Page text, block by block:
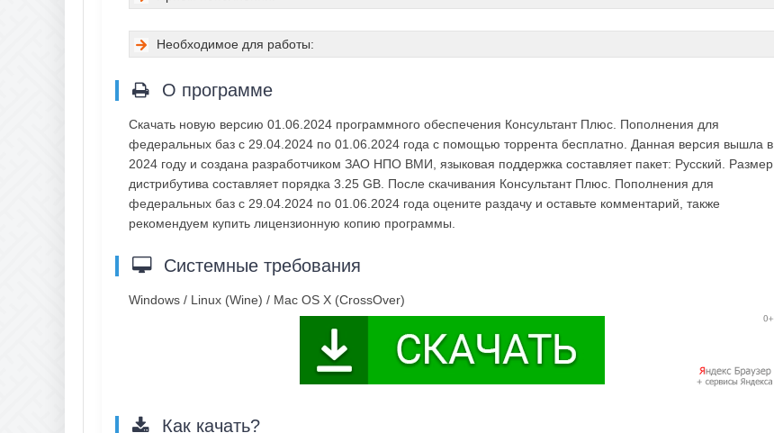
Необходимое для работы:
О программе
Скачать новую версию 01.06.2024 программного обеспечения Консультант Плюс. Пополнения для
федеральных баз с 29.04.2024 по 01.06.2024 года с помощью торрента бесплатно. Данная версия вышла в
2024 году и создана разработчиком ЗАО НПО ВМИ, языковая поддержка составляет пакет: Русский. Размер
дистрибутива составляет порядка 3.25 GB. После скачивания Консультант Плюс. Пополнения для
федеральных баз с 29.04.2024 по 01.06.2024 года оцените раздачу и оставьте комментарий, также
рекомендуем купить лицензионную копию программы.
Системные требования
Windows / Linux (Wine) / Mac OS X (CrossOver)
Как качать?